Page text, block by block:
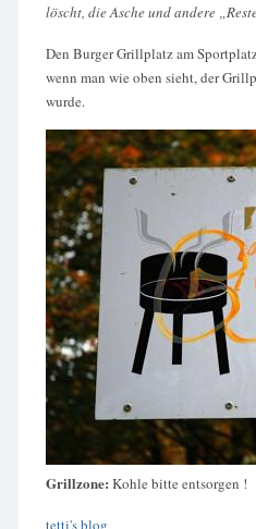
löscht, die Asche und andere
Den Burger Grillplatz am
wenn man wie oben sieht, der
wurde.
Grillzone: Kohle bitte entsorgen !
tetti's blog